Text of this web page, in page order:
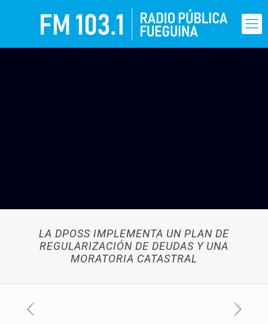
LA DPOSS IMPLEMENTA UN PLAN DE
REGULARIZACIÓN DE DEUDAS Y UNA
MORATORIA CATASTRAL